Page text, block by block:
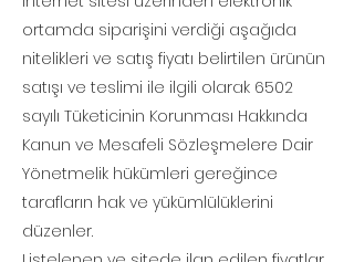
ortamda siparişini verdiği aşağıda
nitelikleri ve satış fiyatı belirtilen ürünün
satışı ve teslimi ile ilgili olarak 6502
sayılı Tüketicinin Korunması Hakkında
Kanun ve Mesafeli Sözleşmelere Dair
Yönetmelik hükümleri gereğince
tarafların hak ve yükümlülüklerini
düzenler.